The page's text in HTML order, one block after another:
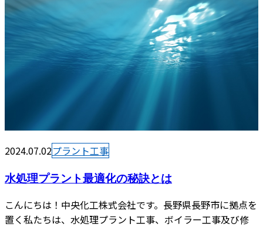
2024.07.02プラント工事
水処理プラント最適化の秘訣とは
こんにちは！中央化工株式会社です。長野県長野市に拠点を
置く私たちは、水処理プラント工事、ボイラー工事及び修